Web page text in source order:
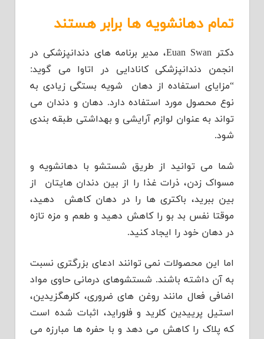
تمام دهانشویه ها برابر هستند
دکتر Euan Swan، مدیر برنامه های دندانپزشکی در
انجمن دندانپزشکی کانادایی در اتاوا می گوید:
“مزایای استفاده از دهان شویه بستگی زیادی به
نوع محصول مورد استفاده دارد. دهان و دندان می
تواند به عنوان لوازم آرایشی و بهداشتی طبقه بندی
شود.
شما می توانید از طریق شستشو با دهانشویه و
مسواک زدن، ذرات غذا را از بین دندان هایتان از
بین ببرید، باکتری ها را در دهان کاهش دهید،
موقتا نفس بد بو را کاهش دهید و طعم و مزه تازه
در دهان خود را ایجاد کنید.
اما این محصولات نمی توانند ادعای بزرگتری نسبت
به آن داشته باشند. شستشوهای درمانی حاوی مواد
اضافی فعال مانند روغن های ضروری، کلرهگزیدین،
استیل پرییدین کلرید و فلوراید، اثبات شده است
که پلاک را کاهش می دهد و با حفره ها مبارزه می